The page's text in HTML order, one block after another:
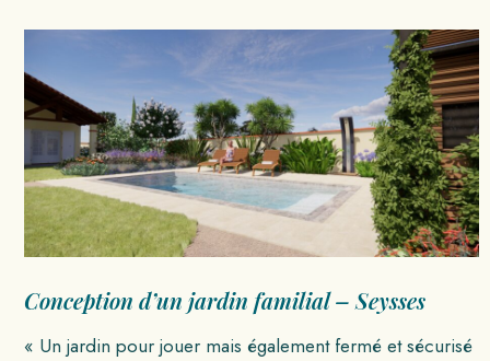
Conception d’un jardin familial – Seysses
« Un jardin pour jouer mais également fermé et sécurisé